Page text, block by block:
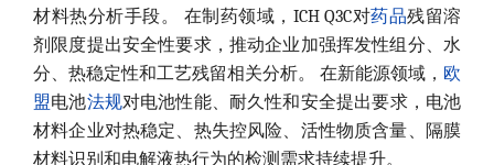
材料热分析手段。 在制药领域，ICH Q3C对药品残留溶
剂限度提出安全性要求，推动企业加强挥发性组分、水
分、热稳定性和工艺残留相关分析。 在新能源领域， 欧
盟电池法规对电池性能、耐久性和安全提出要求，电池
材料企业对热稳定、热失控风险、活性物质含量、隔膜
材料识别和电解液热行为的检测需求持续提升。